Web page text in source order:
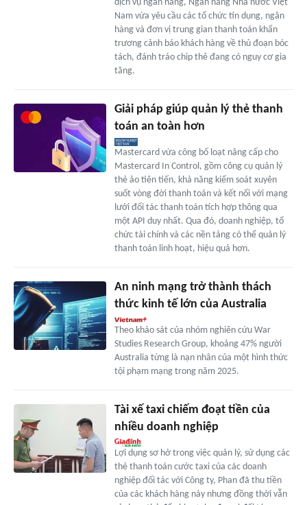
dịch vụ ngân hàng, Ngân hàng Nhà nước Việt
Nam vừa yêu cầu các tổ chức tín dụng, ngân
hàng và đơn vị trung gian thanh toán khẩn
trương cảnh báo khách hàng về thủ đoạn bóc
tách, đánh tráo chip thẻ đang có nguy cơ gia
tăng.
Giải pháp giúp quản lý thẻ thanh
toán an toàn hơn
Mastercard vừa công bố loạt nâng cấp cho
Mastercard In Control, gồm công cụ quản lý
thẻ ảo tiên tiến, khả năng kiểm soát xuyên
suốt vòng đời thanh toán và kết nối với mạng
lưới đối tác thanh toán tích hợp thông qua
một API duy nhất. Qua đó, doanh nghiệp, tổ
chức tài chính và các nền tảng có thể quản lý
thanh toán linh hoạt, hiệu quả hơn.
An ninh mạng trở thành thách
thức kinh tế lớn của Australia
Theo khảo sát của nhóm nghiên cứu War
Studies Research Group, khoảng 47% người
Australia từng là nạn nhân của một hình thức
tội phạm mạng trong năm 2025.
Tài xế taxi chiếm đoạt tiền của
nhiều doanh nghiệp
Lợi dụng sơ hở trong việc quản lý, sử dụng các
thẻ thanh toán cước taxi của các doanh
nghiệp đối tác với Công ty, Phan đã thu tiền
của các khách hàng này nhưng đồng thời vẫn